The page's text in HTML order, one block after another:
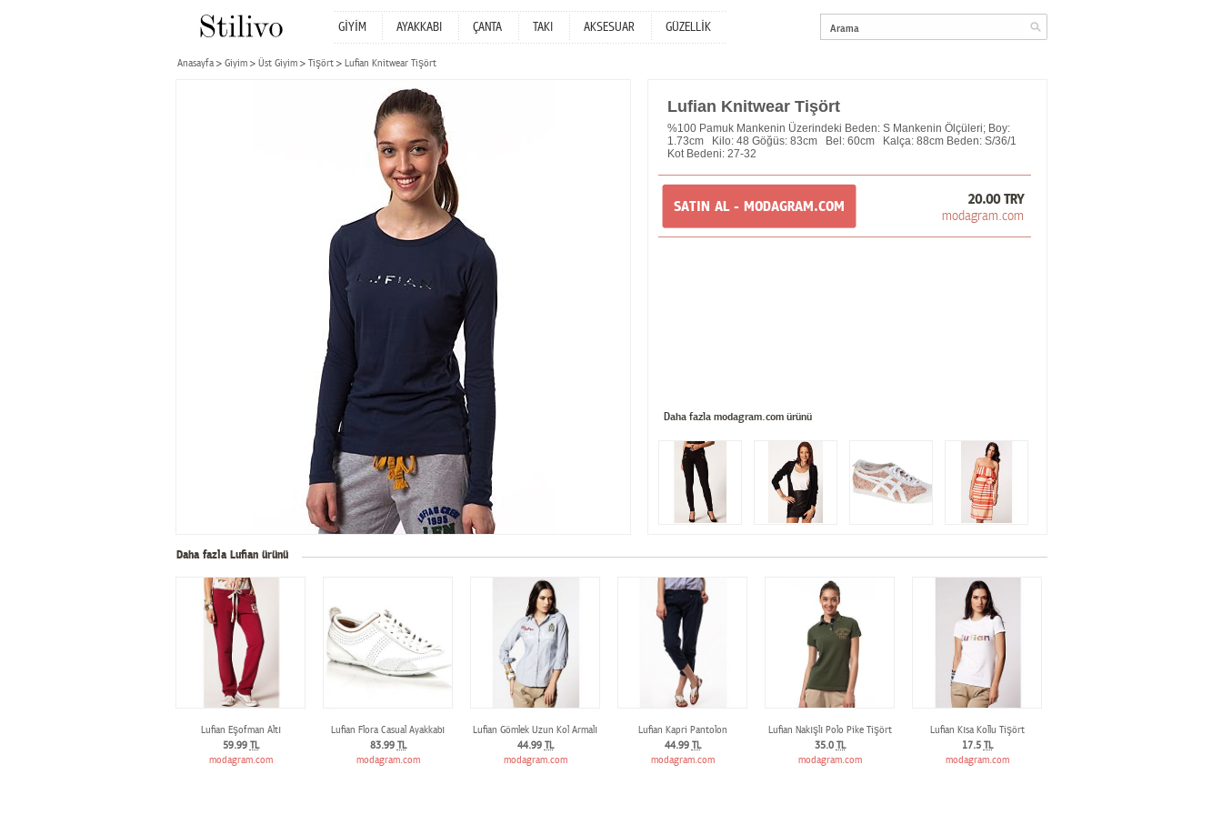
GİYİM AYAKKABI ÇANTA TAKI AKSESUAR GÜZELLİK
Anasayfa Giyim Üst Giyim Tişört Lufian Knitwear Tişört
Lufian Knitwear Tişört
%100 Pamuk Mankenin Üzerindeki Beden: S Mankenin Ölçüleri; Boy:
1.73cm Kilo: 48 Göğüs: 83cm Bel: 60cm Kalça: 88cm Beden: S/36/1
Kot Bedeni: 27-32
SATIN AL - MODAGRAM.COM 20.00 TRY
modagram.com
Daha fazla modagram.com ürünü
Daha fazla Lufian ürünü
Lufian Eşofman Altı
59.99 TL
modagram.com
Lufian Flora Casual Ayakkabı
83.99 TL
modagram.com
Lufian Gömlek Uzun Kol Armalı
44.99 TL
modagram.com
Lufian Kapri Pantolon
44.99 TL
modagram.com
Lufian Nakışlı Polo Pike Tişört
35.0 TL
modagram.com
Lufian Kısa Kollu Tişört
17.5 TL
modagram.com